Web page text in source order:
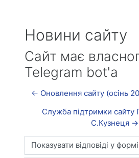
Новини сайту
Сайт має
Telegram bot'а
← Оновлення сайту (осінь
Служба підтримки
С.Кузнеця →
Тип показу